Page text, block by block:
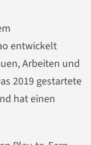
entwickelt
Arbeiten und
2019 gestartete
hat einen